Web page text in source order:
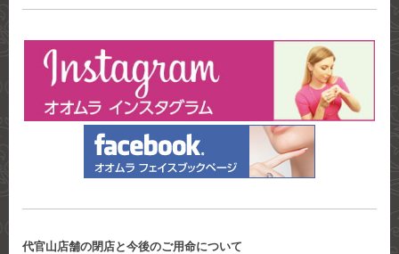
代官山店舗の閉店と今後のご用命について